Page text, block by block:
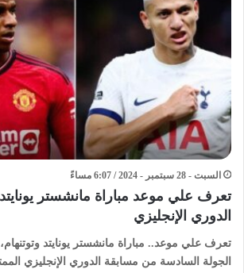
السبت - 28 سبتمبر - 2024 / 6:07 مساءً
تعرف علي موعد مباراة مانشستر
الدوري الإنجليزي
تعرف علي موعد.. مباراة مانشستر يونايتد
الجولة السادسة من مسابقة الدوري الإنجليزي